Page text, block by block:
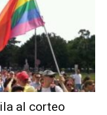
al corteo